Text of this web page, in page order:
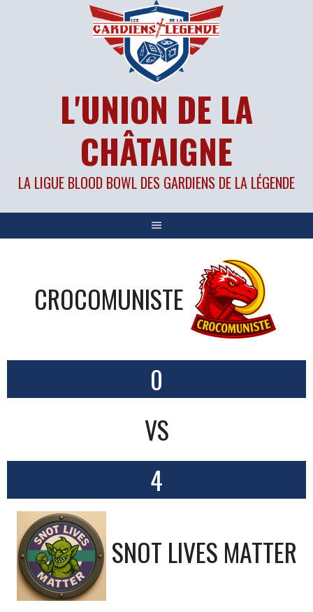
L'UNION DE LA
CHÂTAIGNE
LA LIGUE BLOOD BOWL DES GARDIENS DE LA LÉGENDE
CROCOMUNISTE
0
VS
4
SNOT LIVES MATTER